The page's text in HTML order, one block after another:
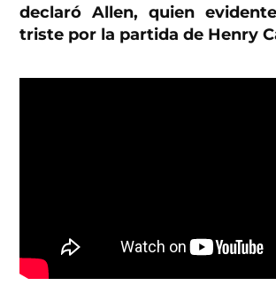
declaró Allen, quien
triste por la partida de Henry